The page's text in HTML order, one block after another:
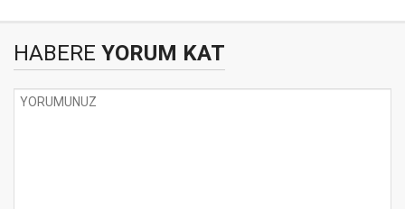
HABERE YORUM KAT